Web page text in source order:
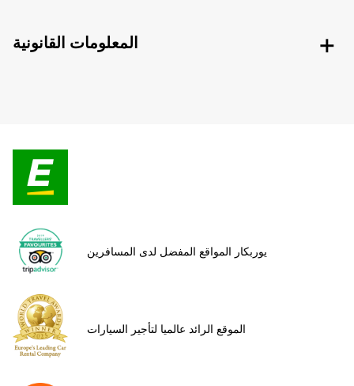
المعلومات القانونية
يوربكار المواقع المفضل لدى المسافرين
الموقع الرائد عالميا لتأجير السيارات